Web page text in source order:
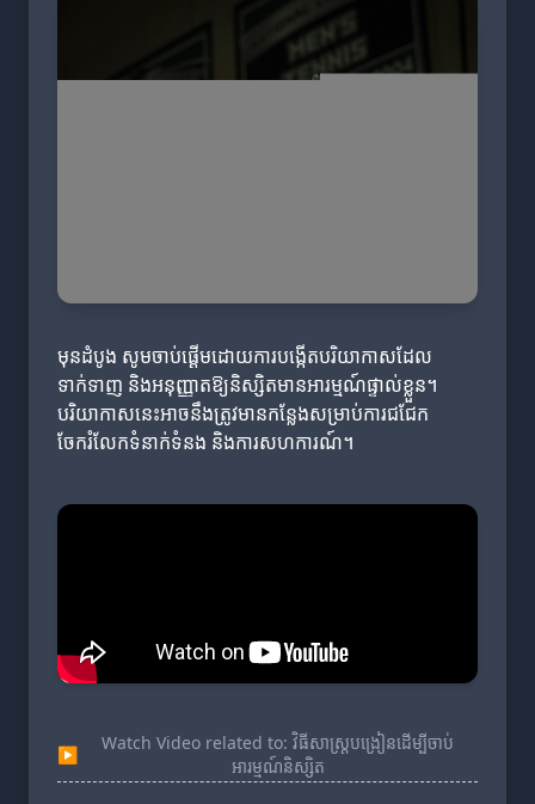
មុនដំបូង សូមចាប់ផ្តើមដោយការបង្កើតបរិយាកាសដែល
ទាក់ទាញ និងអនុញ្ញាតឱ្យនិស្សិតមានអារម្មណ៍ផ្ទាល់ខ្លួន។
បរិយាកាសនេះអាចនឹងត្រូវមានកន្លែងសម្រាប់ការជជែក
ចែករំលែកទំនាក់ទំនង និងការសហការណ៍។
▶
Watch Video related to: វិធីសាស្ត្របង្រៀនដើម្បីចាប់
អារម្មណ៍និស្សិត